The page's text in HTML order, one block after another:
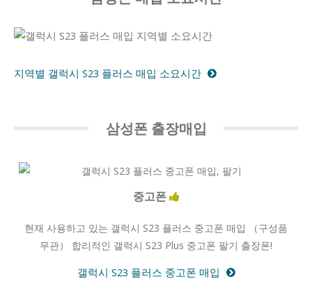
지역별 갤럭시 S23 플러스 매입 소요시간
삼성폰 출장매입
중고폰
현재 사용하고 있는 갤럭시 S23 플러스 중고폰 매입 （구성품
무관） 합리적인 갤럭시 S23 Plus 중고폰 팔기 출장폰!
갤럭시 S23 플러스 중고폰 매입